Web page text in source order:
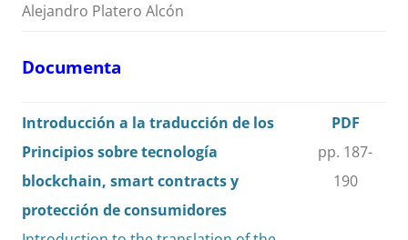
Alejandro Platero Alcón
Documenta
Introducción a la traducción de los
Principios sobre tecnología
blockchain, smart contracts y
protección de consumidores
PDF
pp. 187-
190